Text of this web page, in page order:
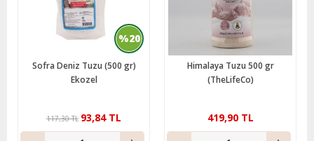
%20
Sofra Deniz Tuzu (500 gr)
Ekozel
93,84 TL
117,30 TL
Himalaya Tuzu 500 gr
(TheLifeCo)
419,90 TL